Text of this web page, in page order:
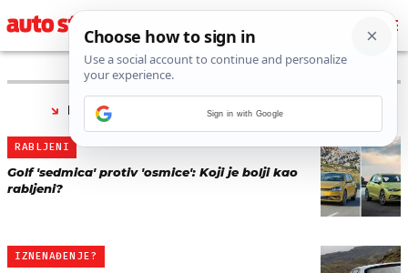
PRONAĐENO 3 REZULTATA ZA TAG “
RABLJENI
Golf 'sedmica' protiv 'osmice': Koji je bolji kao
rabljeni?
IZNENAĐENJE?
Sign in with Google